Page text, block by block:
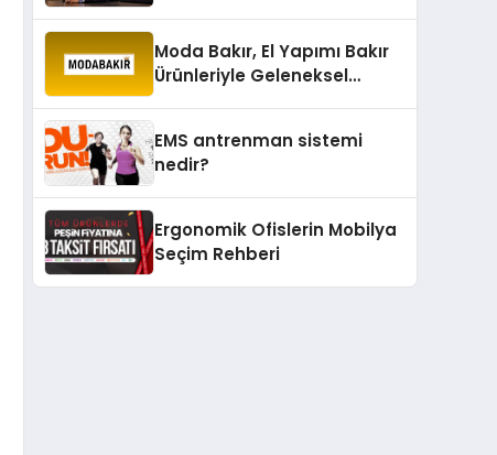
Moda Bakır, El Yapımı Bakır
Ürünleriyle Geleneksel
EMS antrenman sistemi
nedir?
Ergonomik Ofislerin Mobilya
Seçim Rehberi